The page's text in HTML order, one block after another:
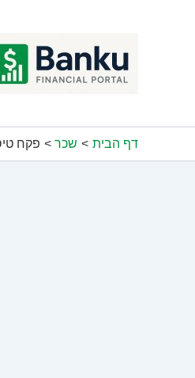
דף הבית שכר פקח